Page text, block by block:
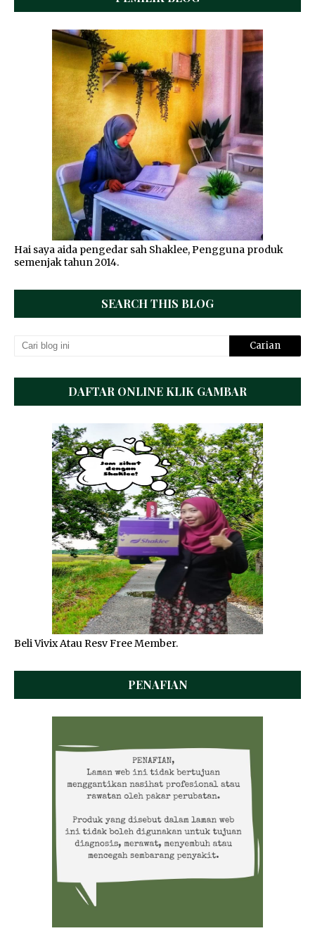
Hai saya aida pengedar sah Shaklee, Pengguna produk
semenjak tahun 2014.
SEARCH THIS BLOG
DAFTAR ONLINE KLIK GAMBAR
Beli Vivix Atau Resv Free Member.
PENAFIAN